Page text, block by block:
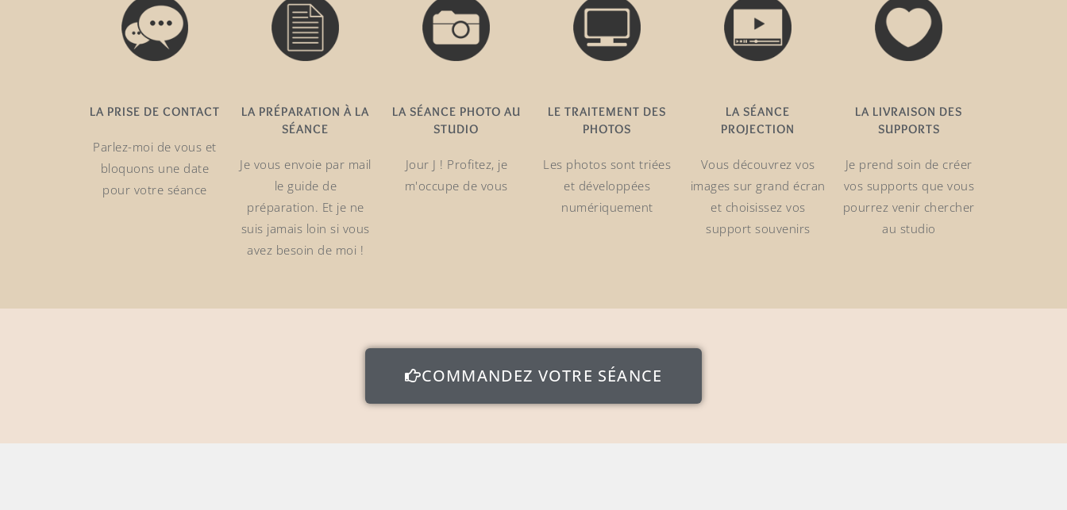
LA PRISE DE CONTACT
Parlez-moi de vous et
bloquons une date
pour votre séance
LA PRÉPARATION À LA
SÉANCE
Je vous envoie par mail
le guide de
préparation. Et je ne
suis jamais loin si vous
avez besoin de moi !
LA SÉANCE PHOTO AU
STUDIO
Jour J ! Profitez, je
m'occupe de vous
LE TRAITEMENT DES
PHOTOS
Les photos sont triées
et développées
numériquement
LA SÉANCE
PROJECTION
Vous découvrez vos
images sur grand écran
et choisissez vos
support souvenirs
LA LIVRAISON DES
SUPPORTS
Je prend soin de créer
vos supports que vous
pourrez venir chercher
au studio
COMMANDEZ VOTRE SÉANCE